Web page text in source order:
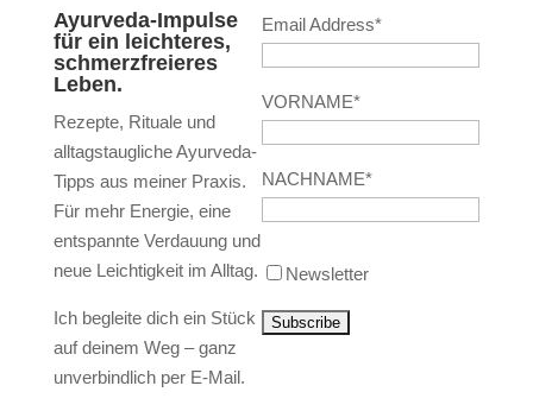
Ayurveda-Impulse
für ein leichteres,
schmerzfreieres
Leben.
Rezepte, Rituale und
alltagstaugliche Ayurveda-
Tipps aus meiner Praxis.
Für mehr Energie, eine
entspannte Verdauung und
neue Leichtigkeit im Alltag.
Ich begleite dich ein Stück
auf deinem Weg – ganz
unverbindlich per E-Mail.
Email Address*
VORNAME*
NACHNAME*
Newsletter